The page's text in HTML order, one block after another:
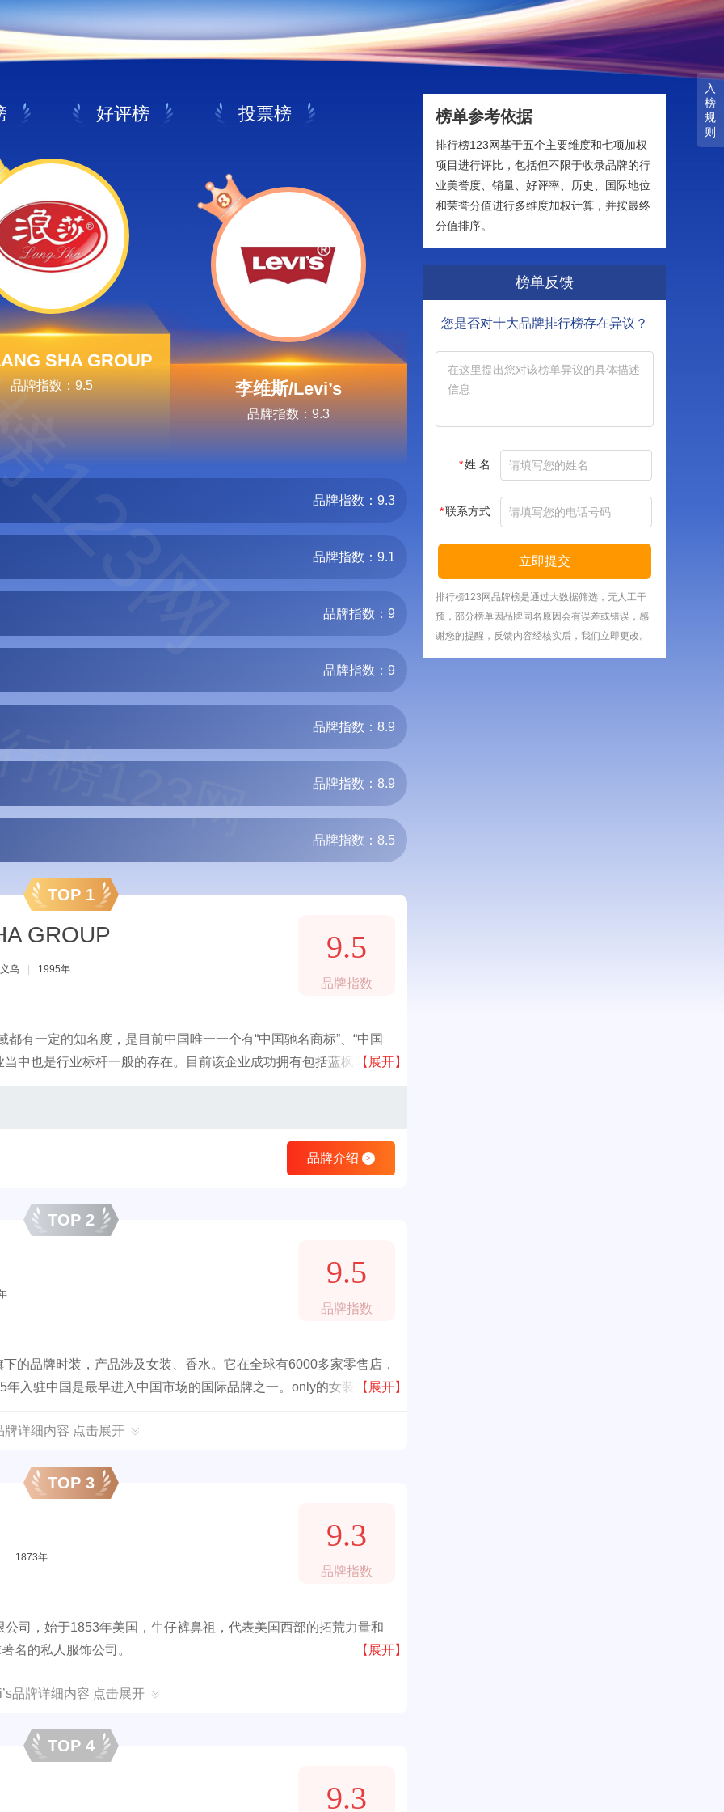
入
榜
规
则
好评榜 投票榜
SHA GROUP
品牌指数：9.5 李维斯/Levi’s
品牌指数：9.3
品牌指数：9.3
品牌指数：9.1
品牌指数：9
品牌指数：9
品牌指数：8.9
品牌指数：8.9
品牌指数：8.5
TOP 1
GROUP
义乌 1995年
9.5
品牌指数
有一定的知名度，是目前中国唯一一个有“中国驰名商标”、“中国
当中也是行业标杆一般的存在。目前该企业成功拥有包括蓝枫袜业、
【展开】
品牌介绍 >
TOP 2
9.5
品牌指数
的品牌时装，产品涉及女装、香水。它在全球有6000多家零售店，
入驻中国是最早进入中国市场的国际品牌之一。only的女装以牛仔
【展开】
牌详细内容 点击展开
TOP 3
1873年
9.3
品牌指数
司，始于1853年美国，牛仔裤鼻祖，代表美国西部的拓荒力量和
名的私人服饰公司。
【展开】
品牌详细内容 点击展开
TOP 4
9.3
网
榜123网
榜单参考依据
排行榜123网基于五个主要维度和七项加权
项目进行评比，包括但不限于收录品牌的行
业美誉度、销量、好评率、历史、国际地位
和荣誉分值进行多维度加权计算，并按最终
分值排序。
榜单反馈
您是否对十大品牌排行榜存在异议？
*姓 名
*联系方式
立即提交
排行榜123网品牌榜是通过大数据筛选，无人工干
预，部分榜单因品牌同名原因会有误差或错误，感
谢您的提醒，反馈内容经核实后，我们立即更改。